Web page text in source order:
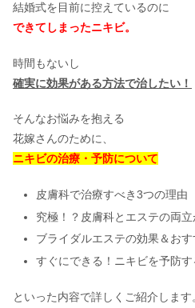
結婚式を目前に控えているのに
できてしまったニキビ。
時間もないし
確実に効果がある方法で治したい！
そんなお悩みを抱える
花嫁さんのために、
ニキビの治療・予防について
皮膚科で治療すべき3つの理由
究極！？皮膚科とエステの両
ブライダルエステの効果＆おす
すぐにできる！ニキビを予防
といった内容で詳しくご紹介します